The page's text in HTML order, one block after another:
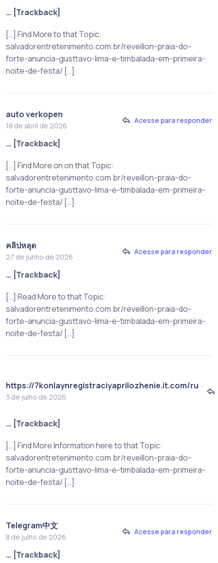
… [Trackback]
[…] Find More to that Topic:
salvadorentretenimento.com.br/reveillon-praia-do-
forte-anuncia-gusttavo-lima-e-timbalada-em-primeira-
noite-de-festa/ […]
auto verkopen
18 de abril de 2026
Acesse para responder
… [Trackback]
[…] Find More on on that Topic:
salvadorentretenimento.com.br/reveillon-praia-do-
forte-anuncia-gusttavo-lima-e-timbalada-em-primeira-
noite-de-festa/ […]
คลิปหลุด
27 de junho de 2026
Acesse para responder
… [Trackback]
[…] Read More to that Topic:
salvadorentretenimento.com.br/reveillon-praia-do-
forte-anuncia-gusttavo-lima-e-timbalada-em-primeira-
noite-de-festa/ […]
https://7konlaynregistraciyaprilozhenie.it.com/ru
3 de julho de 2026
… [Trackback]
[…] Find More Information here to that Topic:
salvadorentretenimento.com.br/reveillon-praia-do-
forte-anuncia-gusttavo-lima-e-timbalada-em-primeira-
noite-de-festa/ […]
Telegram中文
8 de julho de 2026
Acesse para responder
… [Trackback]